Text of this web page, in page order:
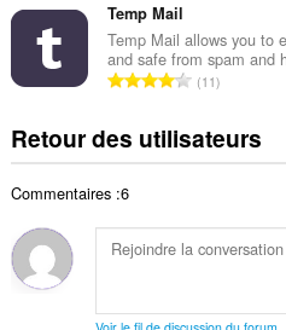
s
:
e
n
o
e
s
t
a
e
n
e
b
r
e
o
t
d
e
Temp Mail
Temp Mail allows you to
and safe from spam and
N
b
t
o
l
11
Retour des utilisateurs
Commentaires :6